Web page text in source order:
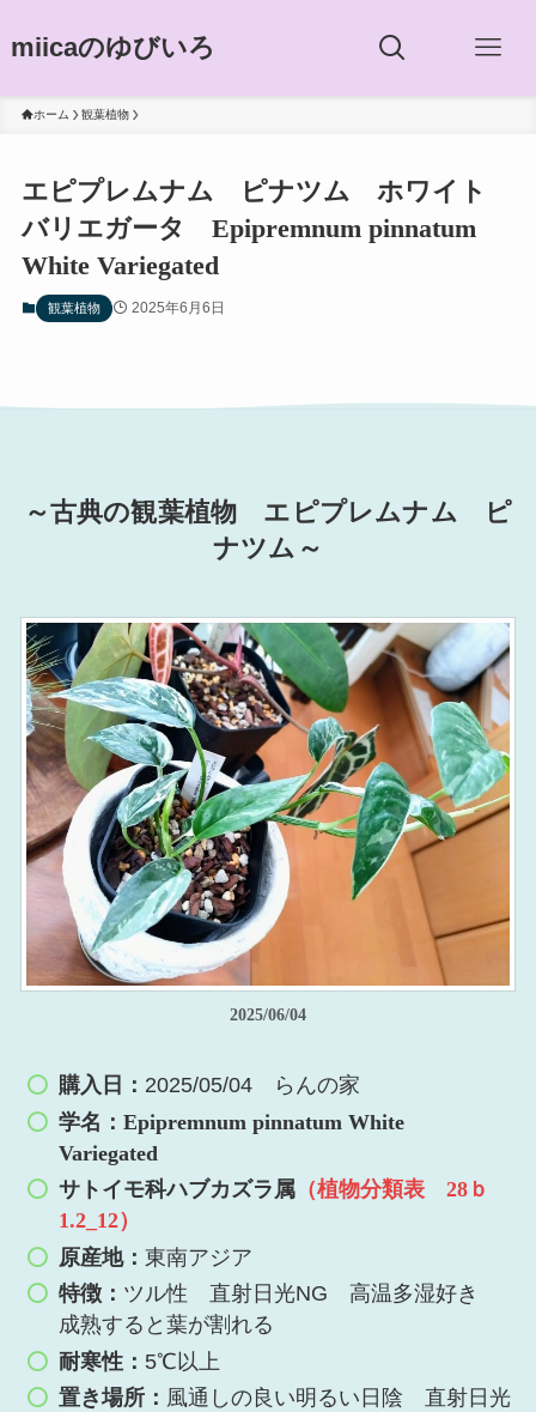
miicaのゆびいろ
ホーム 観葉植物
エピプレムナム ピナツム ホワイト
バリエガータ Epipremnum pinnatum
White Variegated
観葉植物 2025年6月6日
～古典の観葉植物 エピプレムナム ピ
ナツム～
2025/06/04
購入日： 2025/05/04 らんの家
学名：Epipremnum pinnatum White
Variegated
サトイモ科ハブカズラ属 （植物分類表 28ｂ
1.2_12）
原産地：東南アジア
特徴： ツル性 直射日光NG 高温多湿好き
成熟すると葉が割れる
耐寒性： 5℃以上
置き場所： 風通しの良い明るい日陰 直射日光